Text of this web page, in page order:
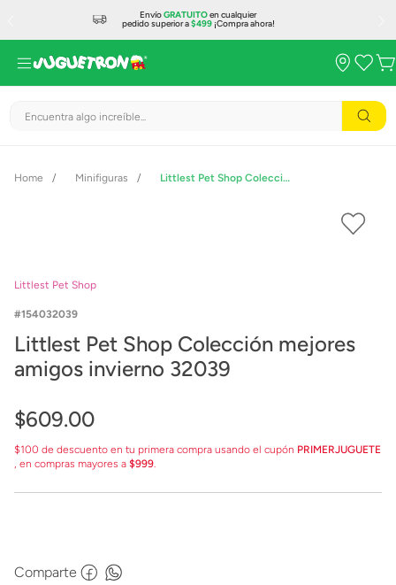
EnvíoGRATUITOen cualquier
pedido superior a$499¡Compra ahora!
Encuentra algo increíble...
Minifiguras Littlest Pet Shop Colección mejores amigos invierno 32039
Littlest Pet Shop
154032039
Littlest Pet Shop Colección mejores
amigos invierno 32039
$609.00
$100 de descuento en tu primera compra usando el cupón PRIMERJUGUETE
, en compras mayores a $999.
Comparte